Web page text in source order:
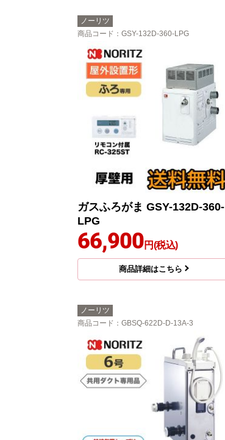
ノーリツ
商品コード ：GSY-132D-360-LPG
ガスふろがま GSY-132D-360-
LPG
66,900円(税込)
商品詳細はこちら
ノーリツ
商品コード ：GBSQ-622D-D-13A-3